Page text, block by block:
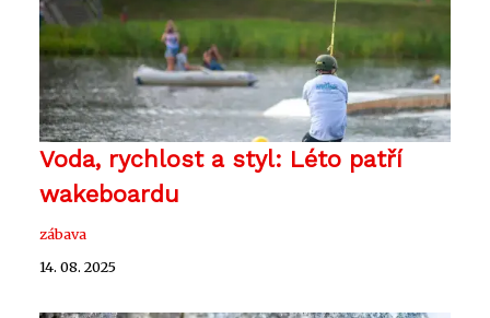
Voda, rychlost a styl: Léto patří
wakeboardu
zábava
14. 08. 2025